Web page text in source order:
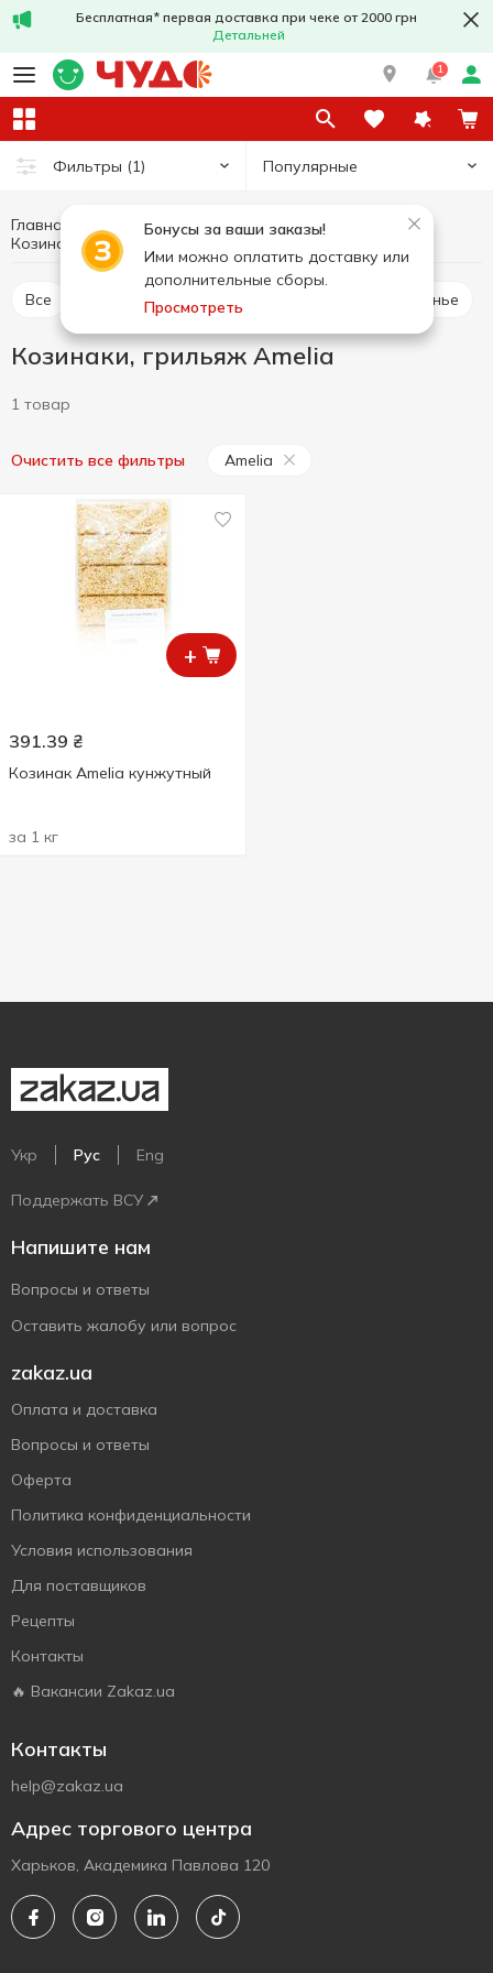
Бесплатная* первая доставка при чеке от 2000 грн
Детальней
1
Фильтры (1) Популярные
Бонусы за ваши заказы!
Ими можно оплатить доставку или
дополнительные сборы.
Просмотреть
Главная Сладости
Восточные сладости
Козинаки, грильяж
Все Пахлава Халва, пишманье
Козинаки, грильяж Amelia
1 товар
Очистить все фильтры Amelia
+
391.39 ₴
Козинак Amelia кунжутный
за 1 кг
Укр Рус Eng
Поддержать ВСУ
Напишите нам
Вопросы и ответы
Оставить жалобу или вопрос
zakaz.ua
Оплата и доставка
Вопросы и ответы
Оферта
Политика конфиденциальности
Условия использования
Для поставщиков
Рецепты
Контакты
🔥 Вакансии Zakaz.ua
Контакты
help@zakaz.ua
Адрес торгового центра
Харьков, Академика Павлова 120